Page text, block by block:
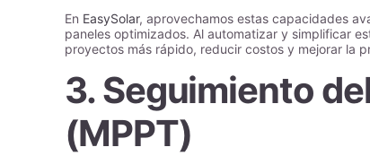
En EasySolar, aprovechamos estas capacidades
paneles optimizados. Al automatizar y simplificar
proyectos más rápido, reducir costos y mejorar la
3. Seguimiento
(MPPT)